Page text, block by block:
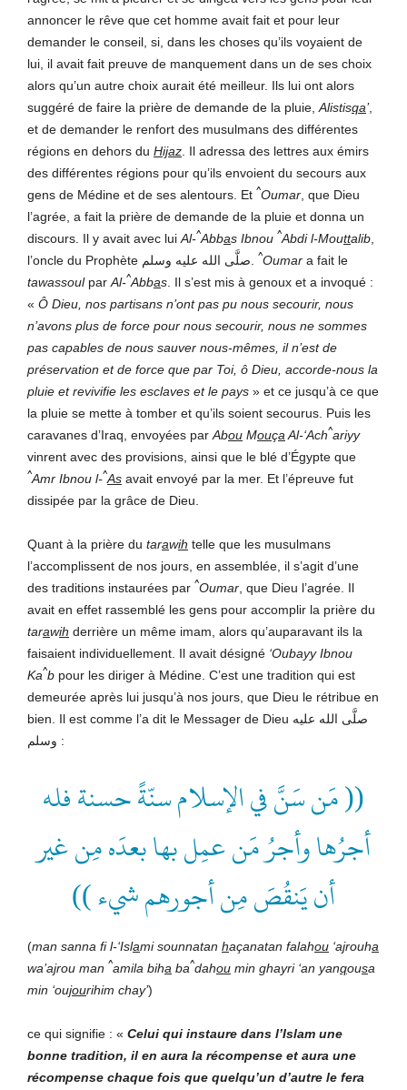
annoncer le rêve que cet homme avait fait et pour leur
demander le conseil, si, dans les choses qu’ils voyaient de
lui, il avait fait preuve de manquement dans un de ses choix
alors qu’un autre choix aurait été meilleur. Ils lui ont alors
suggéré de faire la prière de demande de la pluie, Alistisqa’,
et de demander le renfort des musulmans des différentes
régions en dehors du Hijaz . Il adressa des lettres aux émirs
des différentes régions pour qu’ils envoient du secours aux
gens de Médine et de ses alentours. Et ^Oumar , que Dieu
l’agrée, a fait la prière de demande de la pluie et donna un
discours. Il y avait avec lui Al-^Abbas Ibnou ^Abdi l-Mouttalib
^Oumar a fait le
tawassoulpar Al-^Abbas . Il s’est mis à genoux et a invoqué :
« Ô Dieu, nos partisans n’ont pas pu nous secourir, nous
n’avons plus de force pour nous secourir, nous ne sommes
pas capables de nous sauver nous-mêmes, il n’est de
préservation et de force que par Toi, ô Dieu, accorde-nous la
pluie et revivifie les esclaves et le pays » et ce jusqu’à ce que
la pluie se mette à tomber et qu’ils soient secourus. Puis les
caravanes d’Iraq, envoyées par Abou Mouça Al-‘Ach^ariyy
vinrent avec des provisions, ainsi que le blé d’Égypte que
^Amr Ibnou l-^As avait envoyé par la mer. Et l’épreuve fut
dissipée par la grâce de Dieu.
Quant à la prière du tarawih telle que les musulmans
l’accomplissent de nos jours, en assemblée, il s’agit d’une
des traditions instaurées par ^Oumar , que Dieu l’agrée. Il
avait en effet rassemblé les gens pour accomplir la prière du
tarawih derrière un même imam, alors qu’auparavant ils la
faisaient individuellement. Il avait désigné ‘Oubayy Ibnou
Ka^b pour les diriger à Médine. C’est une tradition qui est
demeurée après lui jusqu’à nos jours, que Dieu le rétribue en
bien. Il est comme l’a dit le Messager de Dieu صلَّى الله عليه
وسلم :
(( مَن سَنَّ في الإسلام سنّةً حسنة فله
أجرُها وأجرُ مَن عمِل بها بعدَه مِن غير
أن يَنقُصَ مِن أجورهم شيء ))
(man sanna fi l-‘Islami sounnatan haçanatan falahou ‘ajrouha
wa’ajrou man ^amila biha ba^dahou min ghayri ‘an yanqousa
min ‘oujourihim chay’)
ce qui signifie : « Celui qui instaure dans l’Islam une
bonne tradition, il en aura la récompense et aura une
récompense chaque fois que quelqu’un d’autre le fera